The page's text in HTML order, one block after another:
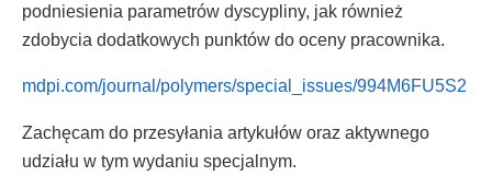
podniesienia parametrów dyscypliny, jak również
zdobycia dodatkowych punktów do oceny pracownika.
mdpi.com/journal/polymers/special_issues/994M6FU5S2
Zachęcam do przesyłania artykułów oraz aktywnego
udziału w tym wydaniu specjalnym.